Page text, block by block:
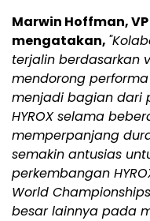
Marwin Hoffman,
mengatakan,
terjalin berdasarkan
mendorong
menjadi bagian dari
HYROX selama
memperpanjang
semakin antusias
perkembangan
World
besar lainnya pada